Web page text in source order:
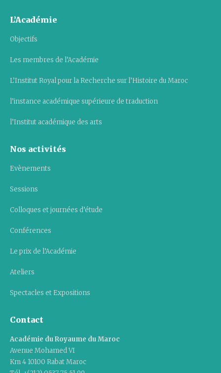
L’Académie
Objectifs
Les membres de l’Académie
L’Institut Royal pour la Recherche sur l’Histoire du Maroc
l’instance académique supérieure de traduction
l’Institut académique des arts
Nos activités
Evènements
Sessions
Colloques et journées d’étude
Conférences
Le prix de l’Académie
Ateliers
Spectacles et Expositions
Contact
Académie du Royaume du Maroc
Avenue Mohamed VI
Km 4 10100 Rabat Maroc